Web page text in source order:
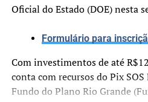
Oficial do Estado (DOE) nesta
Formulário para
Com investimentos de até
conta com recursos do Pix
Fundo do Plano Rio Grande